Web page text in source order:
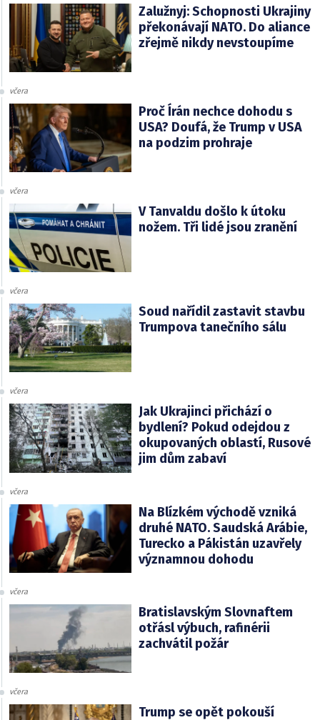
Zalužnyj: Schopnosti Ukrajiny
překonávají NATO. Do aliance
zřejmě nikdy nevstoupíme
včera
Proč Írán nechce dohodu s
USA? Doufá, že Trump v USA
na podzim prohraje
včera
V Tanvaldu došlo k útoku
nožem. Tři lidé jsou zranění
včera
Soud nařídil zastavit stavbu
Trumpova tanečního sálu
včera
Jak Ukrajinci přichází o
bydlení? Pokud odejdou z
okupovaných oblastí, Rusové
jim dům zabaví
včera
Na Blízkém východě vzniká
druhé NATO. Saudská Arábie,
Turecko a Pákistán uzavřely
významnou dohodu
včera
Bratislavským Slovnaftem
otřásl výbuch, rafinérii
zachvátil požár
včera
Trump se opět pokouší